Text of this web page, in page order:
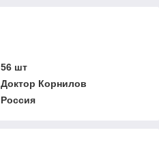
56 шт
Доктор Корнилов
Россия